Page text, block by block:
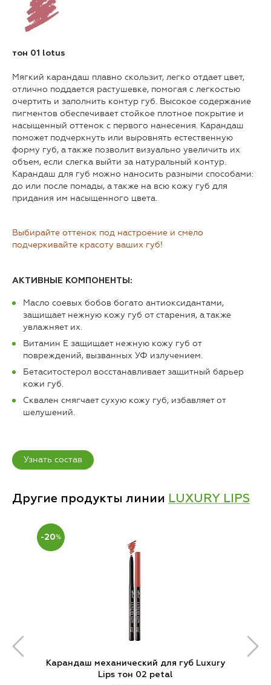
тон 01 lotus
Мягкий карандаш плавно скользит, легко отдает цвет,
отлично поддается растушевке, помогая с легкостью
очертить и заполнить контур губ. Высокое содержание
пигментов обеспечивает стойкое плотное покрытие и
насыщенный оттенок с первого нанесения. Карандаш
поможет подчеркнуть или выровнять естественную
форму губ, а также позволит визуально увеличить их
объем, если слегка выйти за натуральный контур.
Карандаш для губ можно наносить разными способами:
до или после помады, а также на всю кожу губ для
придания им насыщенного цвета.
Выбирайте оттенок под настроение и смело
подчеркивайте красоту ваших губ!
АКТИВНЫЕ КОМПОНЕНТЫ:
Масло соевых бобов богато антиоксидантами,
защищает нежную кожу губ от старения, а также
увлажняет их.
Витамин Е защищает нежную кожу губ от
повреждений, вызванных УФ излучением.
Бетаситостерол восстанавливает защитный барьер
кожи губ.
Сквален смягчает сухую кожу губ, избавляет от
шелушений.
Узнать состав
Другие продукты линии LUXURY LIPS
-20%
Карандаш механический для губ Luxury
Lips тон 02 petal